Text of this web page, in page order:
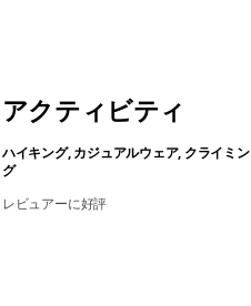
アクティビティ
ハイキング, カジュアルウェア, クライミン
グ
レビュアーに好評